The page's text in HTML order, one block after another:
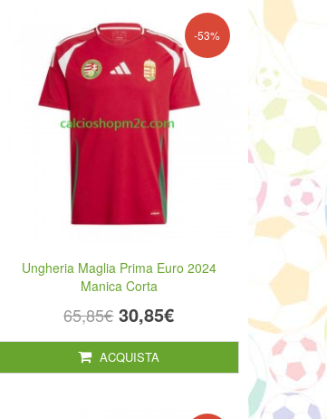
-53%
Ungheria Maglia Prima Euro 2024
Manica Corta
65,85€ 30,85€
ACQUISTA